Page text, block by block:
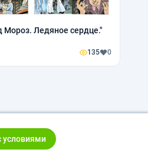
Мороз. Ледяное сердце."
135 0
условиями